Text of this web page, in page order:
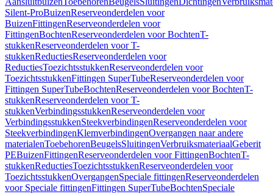
Silent-ProBuizenReserveonderdelen voor
BuizenFittingenReserveonderdelen voor
FittingenBochtenReserveonderdelen voor BochtenT-
stukkenReserveonderdelen voor T-
stukkenReductiesReserveonderdelen voor
ReductiesToezichtsstukkenReserveonderdelen voor
ToezichtsstukkenFittingen SuperTubeReserveonderdelen voor
Fittingen SuperTubeBochtenReserveonderdelen voor BochtenT-
stukkenReserveonderdelen voor T-
stukkenVerbindingsstukkenReserveonderdelen voor
VerbindingsstukkenSteekverbindingenReserveonderdelen voor
SteekverbindingenKlemverbindingenOvergangen naar andere
materialenToebehorenBeugelsSluitingenVerbruiksmateriaalGeberit
PEBuizenFittingenReserveonderdelen voor FittingenBochtenT-
stukkenReductiesToezichtsstukkenReserveonderdelen voor
ToezichtsstukkenOvergangenSpeciale fittingenReserveonderdelen
voor Speciale fittingenFittingen SuperTubeBochtenSpeciale